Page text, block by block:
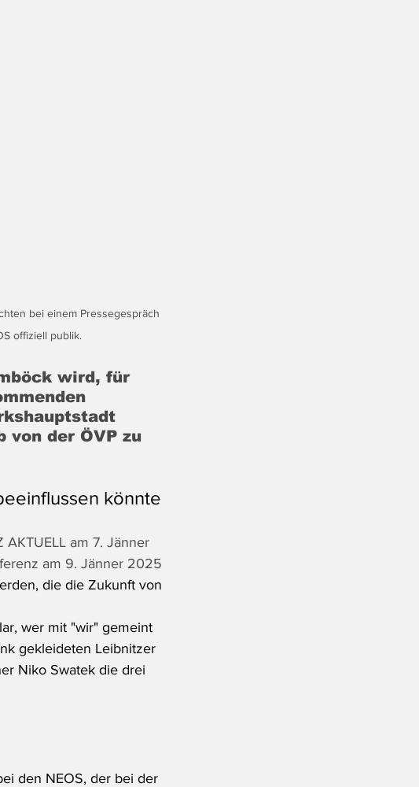
bei einem Pressegespräch
offiziell publik.
wird, für
von der ÖVP zu
könnte
am 7. Jänner
am 9. Jänner 2025
die die Zukunft von
wer mit "wir" gemeint
gekleideten Leibnitzer
Niko Swatek die drei
den NEOS, der bei der